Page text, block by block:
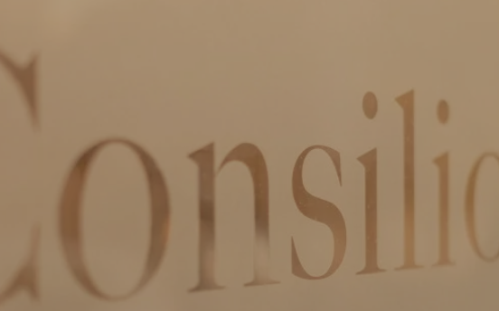
Roda J.C. Ring 93
6466 NH Kerkrade
NL51 RABO 0301 1762 80
555 799 22